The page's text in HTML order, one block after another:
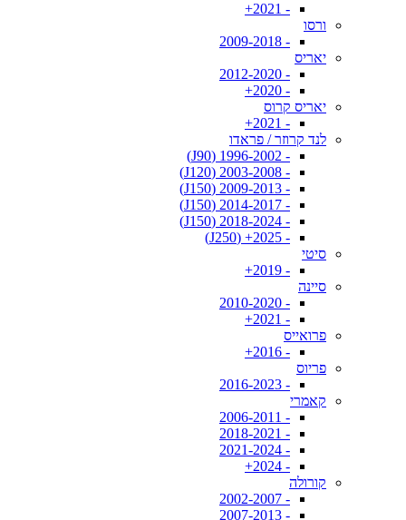
- 2021+
ורסו
- 2009-2018
יאריס
- 2012-2020
- 2020+
יאריס קרוס
- 2021+
לנד קרוזר / פראדו
- 1996-2002 (J90)
- 2003-2008 (J120)
- 2009-2013 (J150)
- 2014-2017 (J150)
- 2018-2024 (J150)
- 2025+ (J250)
סיטי
- 2019+
סיינה
- 2010-2020
- 2021+
פרואייס
- 2016+
פריוס
- 2016-2023
קאמרי
- 2006-2011
- 2018-2021
- 2021-2024
- 2024+
קורולה
- 2002-2007
- 2007-2013